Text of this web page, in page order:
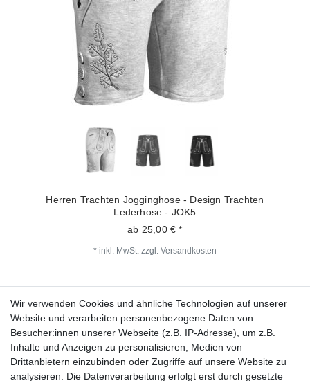
Herren Trachten Jogginghose - Design Trachten
Lederhose - JOK5
ab 25,00 € *
* inkl. MwSt. zzgl. Versandkosten
Fragen zur Bestellung?
Zahlungsarten
Wir verwenden Cookies und ähnliche Technologien auf unserer
Website und verarbeiten personenbezogene Daten von
Besucher:innen unserer Webseite (z.B. IP-Adresse), um z.B.
Inhalte und Anzeigen zu personalisieren, Medien von
Drittanbietern einzubinden oder Zugriffe auf unsere Website zu
analysieren. Die Datenverarbeitung erfolgt erst durch gesetzte